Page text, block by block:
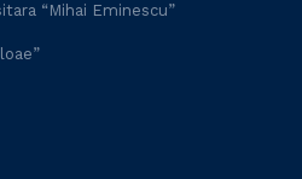
“Mihai Eminescu”